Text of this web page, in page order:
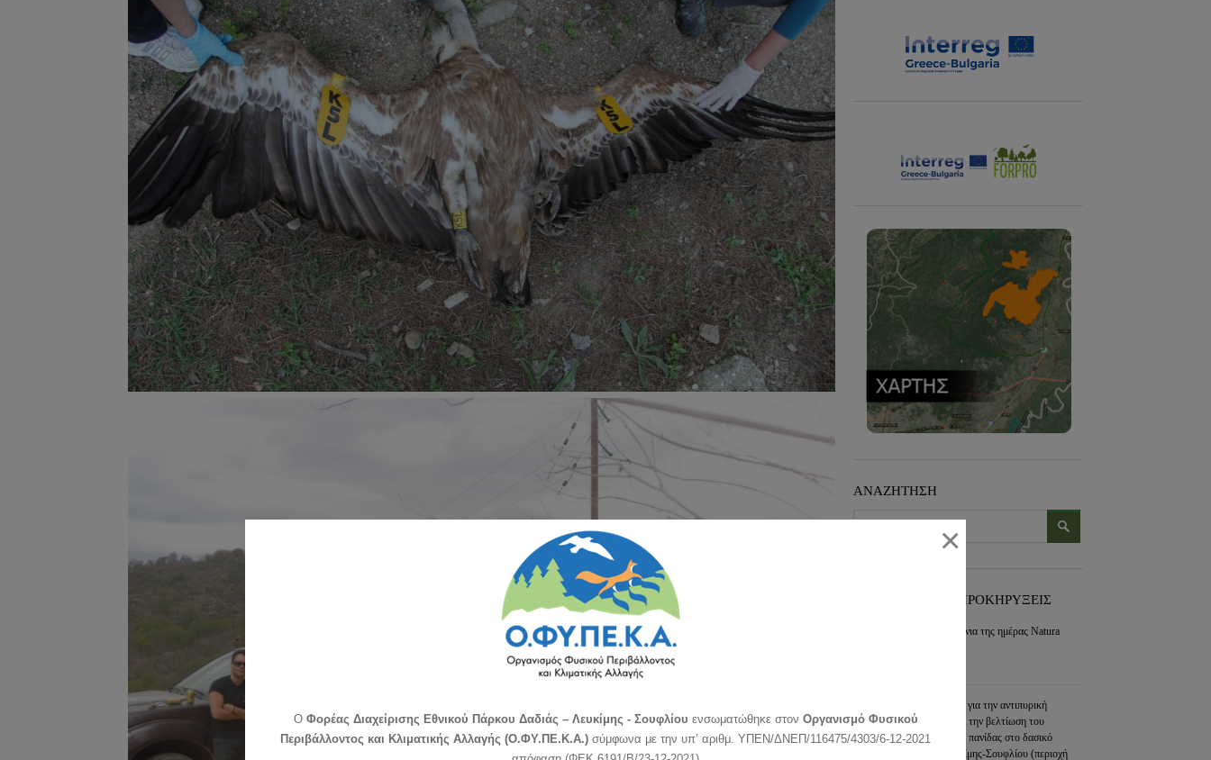
ΑΝΑΖΗΤΗΣΗ
ΠΡΟΣΦΑΤΑ ΝΕΑ-ΠΡΟΚΗΡΥΞΕΙΣ
Εορτασμός για τα 30 χρόνια της ημέρας Natura
Διαχείριση των διακένων για την αντιπυρική
προστασία του δάσους & την βελτίωση του
ενδιαιτήματος της άγριας πανίδας στο δασικό
σύμπλεγμα Δαδιάς-Λευκίμης-Σουφλίου (περιοχή
×
O Φορέας Διαχείρισης Εθνικού Πάρκου Δαδιάς – Λευκίμης - Σουφλίου ενσωματώθηκε στον Οργανισμό Φυσικού
Περιβάλλοντος και Κλιματικής Αλλαγής (Ο.ΦΥ.ΠΕ.Κ.Α.) σύμφωνα με την υπ’ αριθμ. ΥΠΕΝ/ΔΝΕΠ/116475/4303/6-12-2021